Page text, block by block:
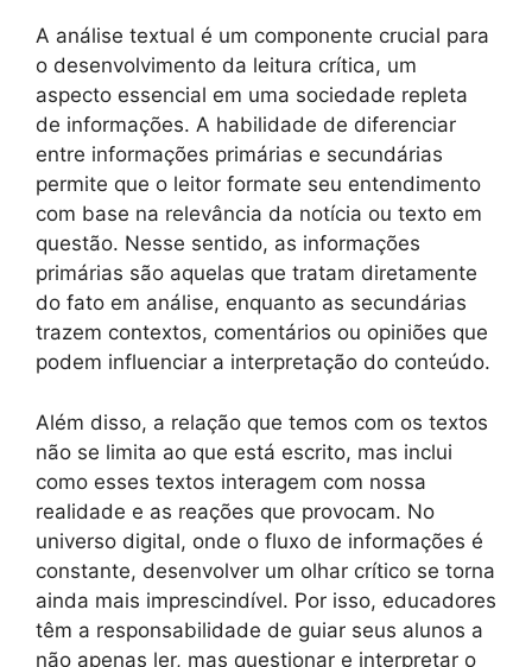
A análise textual é um componente crucial para
o desenvolvimento da leitura crítica, um
aspecto essencial em uma sociedade repleta
de informações. A habilidade de diferenciar
entre informações primárias e secundárias
permite que o leitor formate seu entendimento
com base na relevância da notícia ou texto em
questão. Nesse sentido, as informações
primárias são aquelas que tratam diretamente
do fato em análise, enquanto as secundárias
trazem contextos, comentários ou opiniões que
podem influenciar a interpretação do conteúdo.
Além disso, a relação que temos com os textos
não se limita ao que está escrito, mas inclui
como esses textos interagem com nossa
realidade e as reações que provocam. No
universo digital, onde o fluxo de informações é
constante, desenvolver um olhar crítico se torna
ainda mais imprescindível. Por isso, educadores
têm a responsabilidade de guiar seus alunos a
não apenas ler, mas questionar e interpretar o